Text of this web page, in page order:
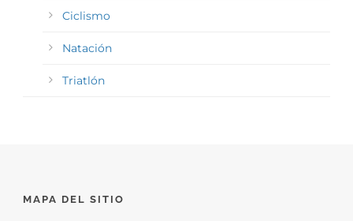
Ciclismo
Natación
Triatlón
MAPA DEL SITIO